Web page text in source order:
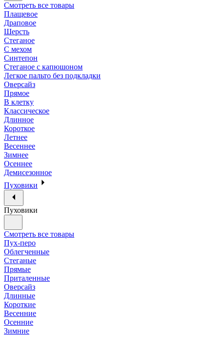
Смотреть все товары
Плащевое
Драповое
Шерсть
Стеганое
С мехом
Синтепон
Стеганое с капюшоном
Легкое пальто без подкладки
Оверсайз
Прямое
В клетку
Классическое
Длинное
Короткое
Летнее
Весеннее
Зимнее
Осеннее
Демисезонное
Пуховики
Пуховики
Смотреть все товары
Пух-перо
Облегченные
Стеганые
Прямые
Приталенные
Оверсайз
Длинные
Короткие
Весенние
Осенние
Зимние